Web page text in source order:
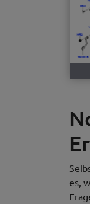
es,